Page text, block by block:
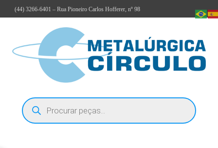
(44) 3266-6401 – Rua Pioneiro Carlos Hofferer, nº 98